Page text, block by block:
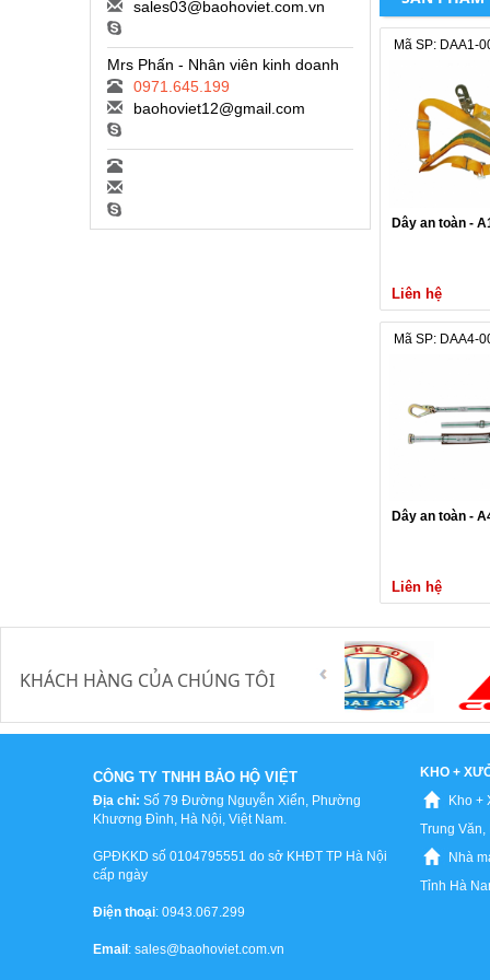
sales03@baohoviet.com.vn
Mrs Phấn - Nhân viên kinh doanh
0971.645.199
baohoviet12@gmail.com
Mã SP: DAA1-
Dây an toàn -
Liên hệ
Mã SP: DAA4-
Dây an toàn -
Liên hệ
KHÁCH HÀNG CỦA CHÚNG TÔI
CÔNG TY TNHH BẢO HỘ VIỆT
Địa chỉ: Số 79 Đường Nguyễn Xiển, Phường
Khương Đình, Hà Nội, Việt Nam.
GPĐKKD số 0104795551 do sở KHĐT TP Hà Nội
cấp ngày
Điện thoại: 0943.067.299
Email : sales@baohoviet.com.vn
KHO +
Kho +
Trung Văn,
Nhà
Tỉnh Hà